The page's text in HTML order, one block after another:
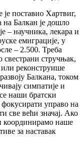
је поставио Хартвиг,
на Балкан је дошло
– научника, лекара и
емиграције, у
– 2.500. Треба
свестрани стручњак,
или реконструише
Балкана, током
симпатије и
наши братски
управо на
све већи значај. Ако
координирамо наше
за наставак